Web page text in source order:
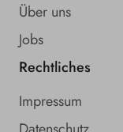
Über uns
Jobs
Rechtliches
Impressum